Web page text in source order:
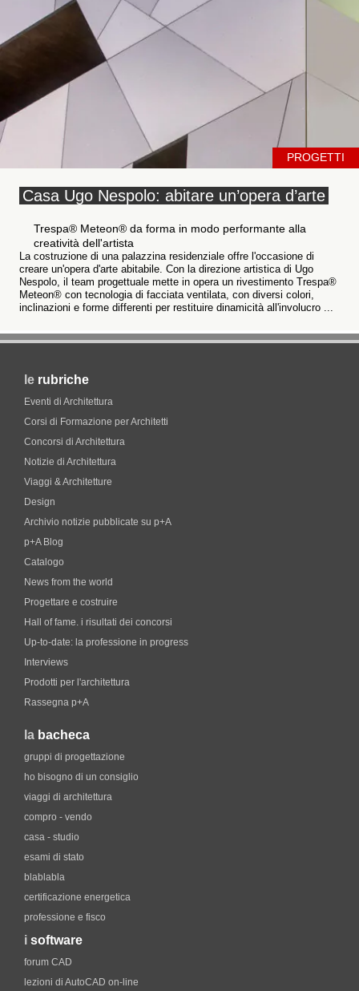
PROGETTI
Casa Ugo Nespolo: abitare un’opera d’arte
Trespa® Meteon® da forma in modo performante alla
creatività dell'artista
La costruzione di una palazzina residenziale offre l'occasione di
creare un'opera d'arte abitabile. Con la direzione artistica di Ugo
Nespolo, il team progettuale mette in opera un rivestimento Trespa®
Meteon® con tecnologia di facciata ventilata, con diversi colori,
inclinazioni e forme differenti per restituire dinamicità all'involucro ...
le rubriche
Eventi di Architettura
Corsi di Formazione per Architetti
Concorsi di Architettura
Notizie di Architettura
Viaggi & Architetture
Design
Archivio notizie pubblicate su p+A
p+A Blog
Catalogo
News from the world
Progettare e costruire
Hall of fame. i risultati dei concorsi
Up-to-date: la professione in progress
Interviews
Prodotti per l'architettura
Rassegna p+A
la bacheca
gruppi di progettazione
ho bisogno di un consiglio
viaggi di architettura
compro - vendo
casa - studio
esami di stato
blablabla
certificazione energetica
professione e fisco
i software
forum CAD
lezioni di AutoCAD on-line